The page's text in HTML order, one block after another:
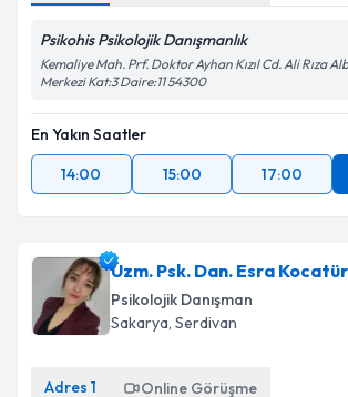
Psikohis Psikolojik Danışmanlık
Kemaliye Mah. Prf. Doktor Ayhan Kızıl Cd. Ali Rıza
Merkezi Kat:3 Daire:11 54300
En Yakın Saatler
14:00
15:00 17:00
Uzm. Psk. Dan. Esra
Psikolojik Danışman
Sakarya, Serdivan
Adres 1 Online Görüşme